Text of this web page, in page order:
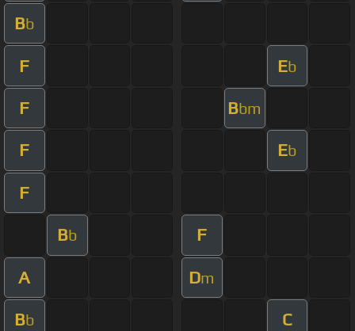
Bb
F Eb
F Bbm
F Eb
F
Bb F
A Dm
Bb C